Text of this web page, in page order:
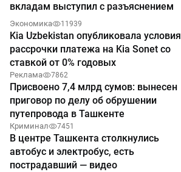
вкладам выступил с разъяснением
Экономика 11939
Kia Uzbekistan опубликовала условия
рассрочки платежа на Kia Sonet со
ставкой от 0% годовых
Реклама 7862
Присвоено 7,4 млрд сумов: вынесен
приговор по делу об обрушении
путепровода в Ташкенте
Криминал 7451
В центре Ташкента столкнулись
автобус и электробус, есть
пострадавший — видео